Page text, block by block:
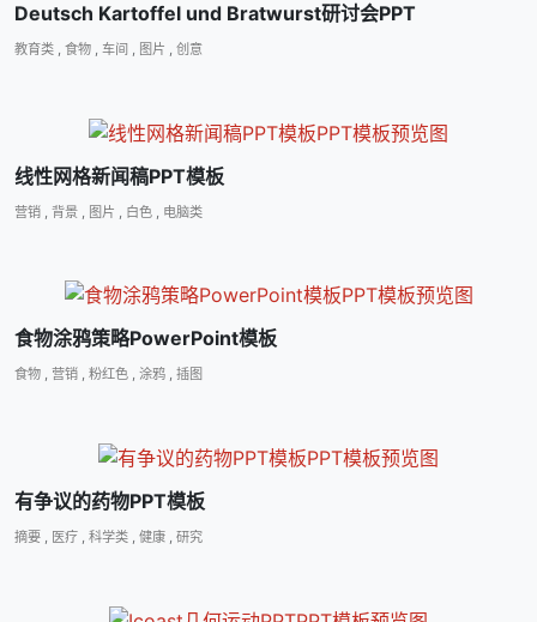
Deutsch Kartoffel und Bratwurst研讨会PPT
教育类 , 食物 , 车间 , 图片 , 创意
线性网格新闻稿PPT模板
营销 背景 图片 白色 电脑类
食物涂鸦策略PowerPoint模板
食物 , 营销 , 粉红色 , 涂鸦 , 插图
有争议的药物PPT模板
摘要 , 医疗 , 科学类 , 健康 , 研究